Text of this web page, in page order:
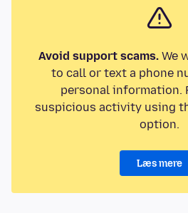
Avoid support scams.We
to call or text a phone
personal information.
suspicious activity using
option.
Læs mere